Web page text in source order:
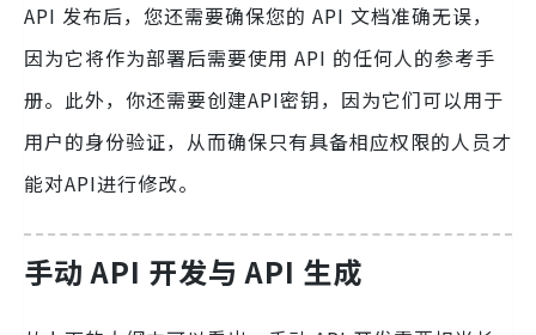
API 发布后，您还需要确保您的 API 文档准确无误，
因为它将作为部署后需要使用 API 的任何人的参考手
册。此外，你还需要创建API密钥，因为它们可以用于
用户的身份验证，从而确保只有具备相应权限的人员才
能对API进行修改。
手动 API 开发与 API 生成